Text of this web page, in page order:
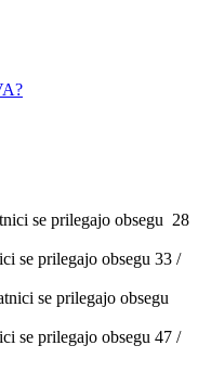
se prilegajo obsegu 28
se prilegajo obsegu 33 /
se prilegajo obsegu
se prilegajo obsegu 47 /